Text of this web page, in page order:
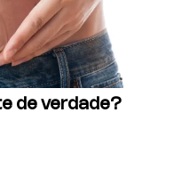
de verdade?